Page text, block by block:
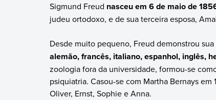
Sigmund Freud nasceu em 6 de maio de
judeu ortodoxo, e de sua terceira esposa,
Desde muito pequeno, Freud demonstrou
alemão, francês, italiano, espanhol, inglês,
zoologia fora da universidade, formou-se
psiquiatria. Casou-se com Martha Bernays
Oliver, Ernst, Sophie e Anna.